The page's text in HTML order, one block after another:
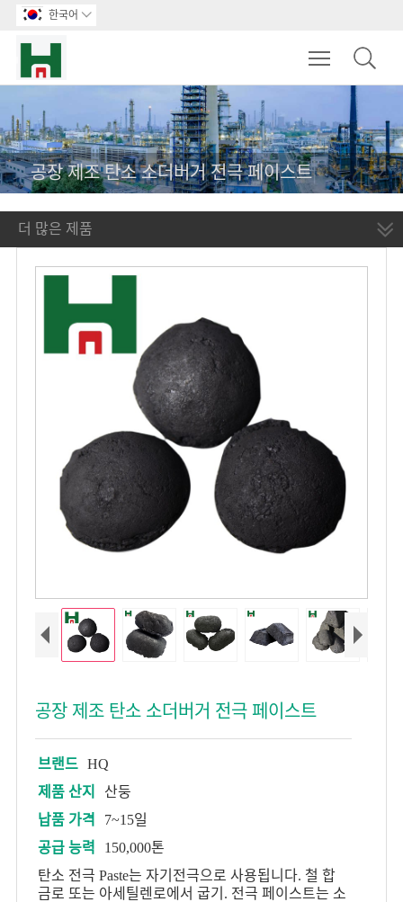
한국어 
Toggle
공장 제조 탄소 소더버거 전극 페이스트
더 많은 제품
공장 제조 탄소 소더버거 전극 페이스트
브랜드 HQ
제품 산지
산둥
납품 가격
7~15일
공급 능력
150,000톤
탄소 전극 Paste는 자기전극으로 사용됩니다. 철 합
금로 또는 아세틸렌로에서 굽기. 전극 페이스트는 소